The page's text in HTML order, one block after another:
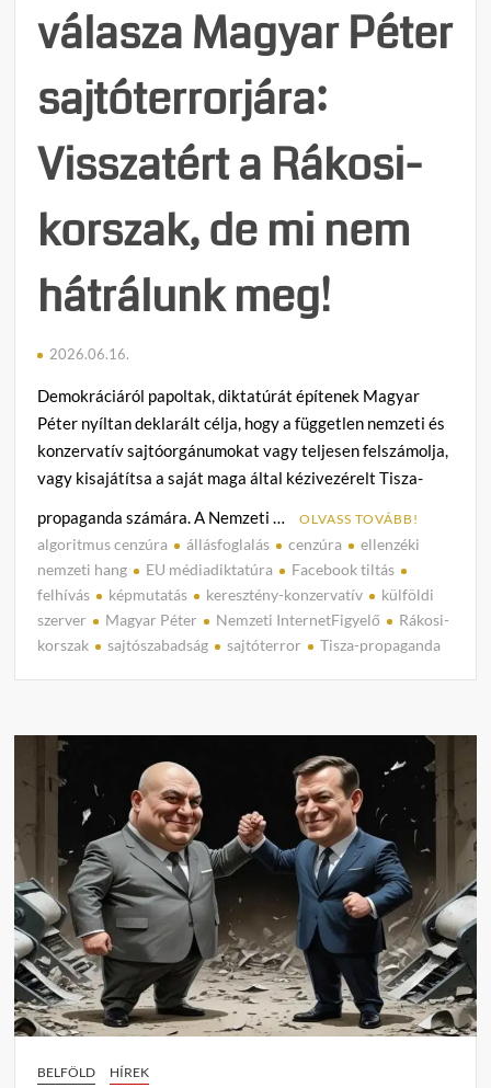
válasza Magyar Péter
sajtóterrorjára:
Visszatért a Rákosi-
korszak, de mi nem
hátrálunk meg!
2026.06.16.
Demokráciáról papoltak, diktatúrát építenek Magyar
Péter nyíltan deklarált célja, hogy a független nemzeti és
konzervatív sajtóorgánumokat vagy teljesen felszámolja,
vagy kisajátítsa a saját maga által kézivezérelt Tisza-
propaganda számára. A Nemzeti …
OLVASS TOVÁBB!
algoritmus cenzúra állásfoglalás cenzúra
ellenzéki
nemzeti hang
EU médiadiktatúra
Facebook tiltás
felhívás
képmutatás keresztény-konzervatív
külföldi
szerver
Magyar Péter Nemzeti InternetFigyelő
Rákosi-
korszak
sajtószabadság sajtóterror Tisza-propaganda
on
NIF
Péter
a
BELFÖLD HÍREK